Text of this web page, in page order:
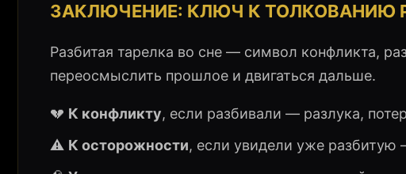
ЗАКЛЮЧЕНИЕ: КЛЮЧ К ТОЛКОВАНИЮ
Разбитая тарелка во сне — символ конфликта,
переосмыслить прошлое и двигаться дальше.
💔 К конфликту, если разбивали — разлука,
⚠️ К осторожности, если увидели уже